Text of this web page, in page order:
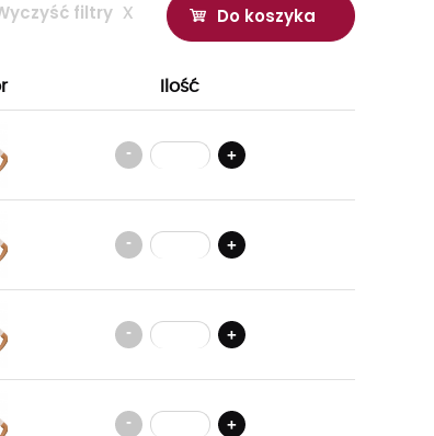
Do koszyka
filtry x
Ilość
- +
- +
- +
- +